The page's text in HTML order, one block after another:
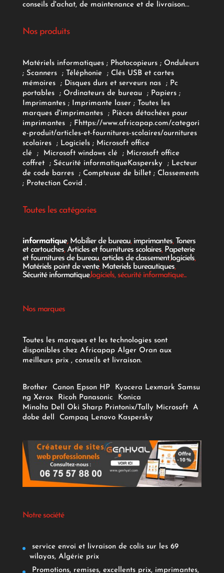
conseils d'achat, de maintenance et de livraison...
Nos produits
Matériels informatiques; Photocopieurs; Onduleurs
; Scanners ; Téléphonie ; Clés USB et cartes
mémoires
; Disques durs et serveurs nas ; Pc
portables
; Ordinateurs de bureau ; Papiers;
Imprimantes;Imprimante laser; Toutes les
marques d'imprimantes
; Pièces détachées pour
imprimantes
; Fhttps://www.africapap.com/categori
e-produit/articles-et-fournitures-scolaires/ournitures
scolaires; Logiciels ; Microsoft office
clé
; Microsoft windows clé; Microsoft office
coffret ; Sécurité informatiqueKaspersky ; Lecteur
de code barres
; Compteuse de billet; Classements
; Protection Covid .
Toutes les catégories
informatique, Mobilier de bureau, imprimantes, Toners
et cartouches,Articles et fournitures scolaires, Papeterie
et fournitures de bureau,articles de classement,logiciels,
Matériels point de vente, Materiels bureautiques,
Sécurité informatique,logiciels, sécurité informatique...
Nos marques
Toutes les marques et les technologies sont
disponibles chez Africapap Alger Oran aux
meilleurs prix , conseils et livraison.
Brother Canon Epson HP Kyocera Lexmark Samsu
ng Xerox Ricoh Panasonic
Konica
Minolta Dell Oki Sharp Printonix/Tally Microsoft
A
dobe dell Compaq Lenovo Kaspersky
Notre société
service envoi et livraison de colis sur les 69
wilayas, Algérie prix
Promotions, remises, excellents prix, imprimantes,